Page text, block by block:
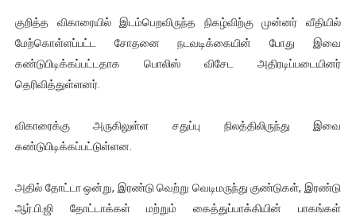
ஜனாதிபதி ஐக்கிய நாடுகளின் பொதுச் சபை கூட்டத்தில் இன்று
32 CM விநோத கன்றுக்குட்டி! (வீடியோ)
வலிமை தான் அஜித் திரைப்பயணத்திலே அதிக காலெக்ஷன் செய்த
அல்வா கொடுக்கின்றது இலங்கை!
குறித்த விகாரையில் இடம்பெறவிருந்த நிகழ்விற்கு முன்னர் வீதியில்
மேற்கொள்ளப்பட்ட சோதனை நடவடிக்கையின் போது இவை
கண்டுபிடிக்கப்பட்டதாக பொலிஸ் விசேட அதிரடிப்படையினர்
தெரிவித்துள்ளனர்.
விகாரைக்கு அருகிலுள்ள சதுப்பு நிலத்திலிருந்து இவை
கண்டுபிடிக்கப்பட்டுள்ளன.
அதில் தோட்டா ஒன்று, இரண்டு வெற்று வெடிமருந்து குண்டுகள், இரண்டு
ஆர்.பி.ஜி தோட்டாக்கள் மற்றும் கைத்துப்பாக்கியின் பாகங்கள்